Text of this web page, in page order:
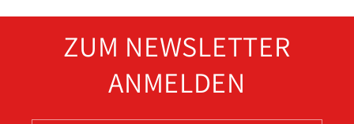
ZUM NEWSLETTER
ANMELDEN